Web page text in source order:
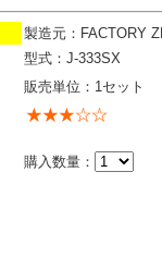
製造元：FACTORY
型式：J-333SX
販売単位：1セット
購入数量：